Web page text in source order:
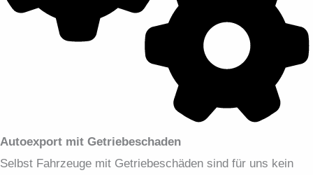
Autoexport mit Getriebeschaden
Selbst Fahrzeuge mit Getriebeschäden sind für uns kein